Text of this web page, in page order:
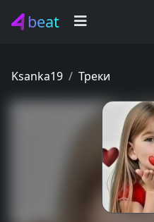
beat
Ksanka19 Треки